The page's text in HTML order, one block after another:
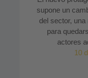
supone un
del sector, una
para
actores
10